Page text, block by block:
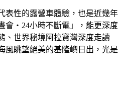
表性的露營車體驗，也是近幾年
會・24小時不斷電」，能更深度
、世界秘境阿拉寶灣深度走讀
風眺望絕美的基隆嶼日出，光是